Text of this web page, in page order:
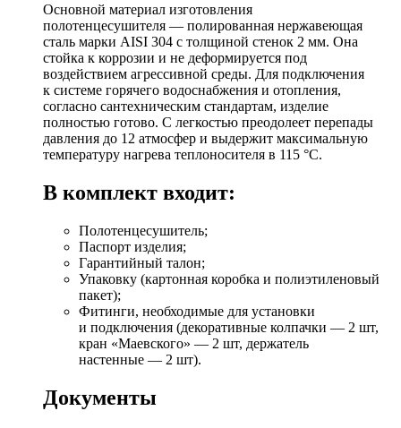
Основной материал изготовления
полотенцесушителя — полированная нержавеющая
сталь марки AISI 304 с толщиной стенок 2 мм. Она
стойка к коррозии и не деформируется под
воздействием агрессивной среды. Для подключения
к системе горячего водоснабжения и отопления,
согласно сантехническим стандартам, изделие
полностью готово. С легкостью преодолеет перепады
давления до 12 атмосфер и выдержит максимальную
температуру нагрева теплоносителя в 115 °C.
В комплект входит:
Полотенцесушитель;
Паспорт изделия;
Гарантийный талон;
Упаковку (картонная коробка и полиэтиленовый
пакет);
Фитинги, необходимые для установки
и подключения (декоративные колпачки — 2 шт,
кран «Маевского» — 2 шт, держатель
настенные — 2 шт).
Документы